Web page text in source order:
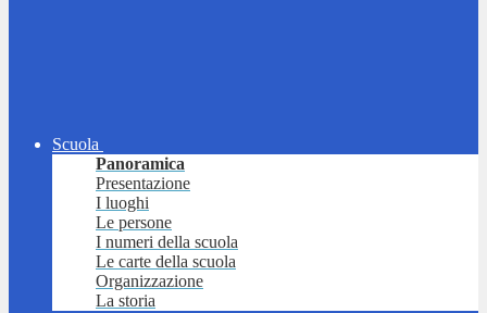
Scuola
Panoramica
Presentazione
I luoghi
Le persone
I numeri della scuola
Le carte della scuola
Organizzazione
La storia